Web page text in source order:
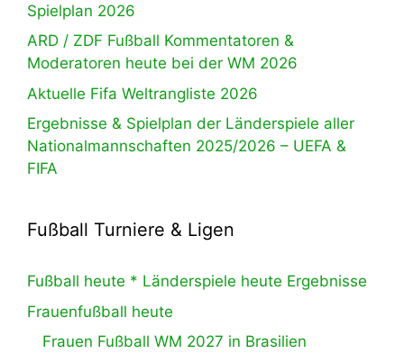
Spielplan 2026
ARD / ZDF Fußball Kommentatoren &
Moderatoren heute bei der WM 2026
Aktuelle Fifa Weltrangliste 2026
Ergebnisse & Spielplan der Länderspiele aller
Nationalmannschaften 2025/2026 – UEFA &
FIFA
Fußball Turniere & Ligen
Fußball heute * Länderspiele heute Ergebnisse
Frauenfußball heute
Frauen Fußball WM 2027 in Brasilien